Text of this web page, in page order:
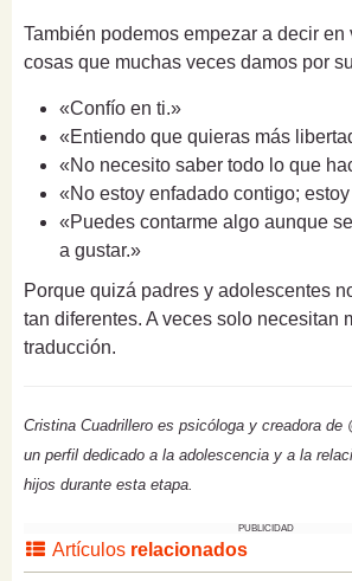
También podemos empezar a decir
cosas que muchas veces damos por
«Confío en ti.»
«Entiendo que quieras más
«No necesito saber todo lo que
«No estoy enfadado contigo;
«Puedes contarme algo aunque
a gustar.»
Porque quizá padres y adolescentes
tan diferentes. A veces solo necesitan
traducción.
Cristina Cuadrillero es psicóloga y creadora de
un perfil dedicado a la adolescencia y a la
hijos durante esta etapa.
PUBLICIDAD
Artículos relacionados